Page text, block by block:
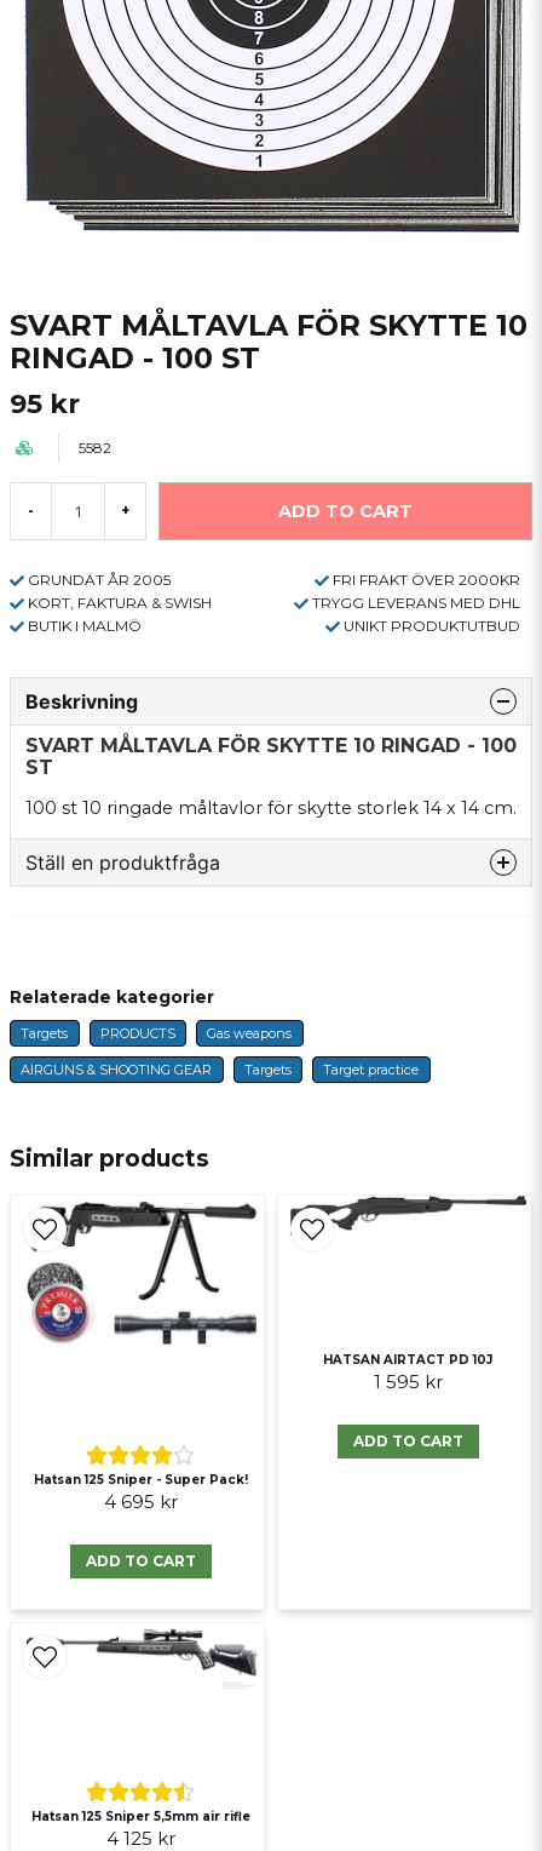
SVART MÅLTAVLA FÖR SKYTTE 10
RINGAD - 100 ST
95 kr
5582
- + ADD TO CART
GRUNDAT ÅR 2005
FRI FRAKT ÖVER 2000KR
KORT, FAKTURA & SWISH
TRYGG LEVERANS MED DHL
BUTIK I MALMÖ
UNIKT PRODUKTUTBUD
Beskrivning
SVART MÅLTAVLA FÖR SKYTTE 10 RINGAD - 100
ST
100 st 10 ringade måltavlor för skytte storlek 14 x 14 cm.
Ställ en produktfråga
name
Name
email
E-mail
Ja, ni får publicera min fråga
Send question
Similar products
Hatsan 125 Sniper - Super Pack!
4 695 kr
ADD TO CART
HATSAN AIRTACT PD 10J
1 595 kr
ADD TO CART
Hatsan 125 Sniper 5,5mm air rifle
4 125 kr
Relaterade kategorier
Targets PRODUCTS Gas weapons
AIRGUNS & SHOOTING GEAR Targets Target practice